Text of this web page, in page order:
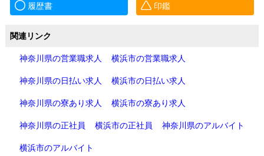
履歴書 印鑑
関連リンク
神奈川県の営業職求人 横浜市の営業職求人
神奈川県の日払い求人 横浜市の日払い求人
神奈川県の寮あり求人 横浜市の寮あり求人
神奈川県の正社員 横浜市の正社員 神奈川県のアルバイト
横浜市のアルバイト